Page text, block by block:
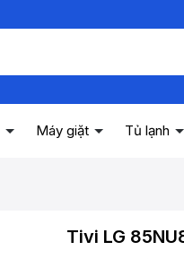
Máy giặt Tủ lạnh
Tivi LG